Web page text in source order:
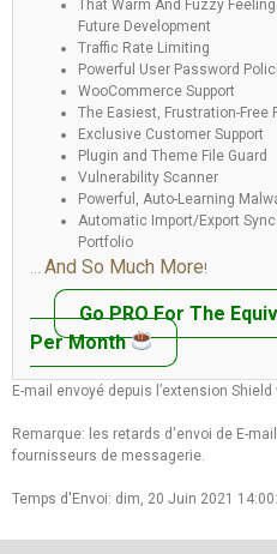
That Warm And Fuzzy
Future Development
Traffic Rate Limiting
Powerful User Password
WooCommerce Support
The Easiest, Frustration-Free
Exclusive Customer Support
Plugin and Theme File Guard
Vulnerability Scanner
Powerful, Auto-Learning
Automatic Import/Export
Portfolio
… And So Much More!
Go PRO For The
Per Month
E-mail envoyé depuis l’extension
Remarque: les retards d'envoi de E-
fournisseurs de messagerie.
Temps d'Envoi: dim, 20 Juin 2021